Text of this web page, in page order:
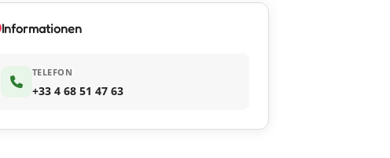
Informationen
TELEFON
+33 4 68 51 47 63